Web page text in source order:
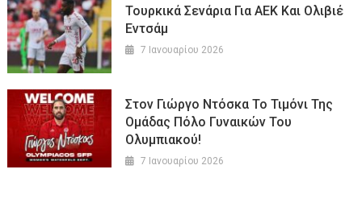
Τουρκικά Σενάρια Για ΑΕΚ Και Oλιβιέ
Εντσάμ
7 Ιανουαρίου 2026
Στον Γιώργο Ντόσκα Το Τιμόνι Της
Ομάδας Πόλο Γυναικών Του
Ολυμπιακού!
7 Ιανουαρίου 2026